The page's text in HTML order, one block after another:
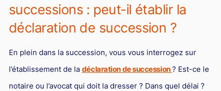
successions : peut-il établir la
déclaration de succession ?
En plein dans la succession, vous vous interrogez sur
l’établissement de la déclaration de succession? Est-ce le
notaire ou l’avocat qui doit la dresser ? Dans quel délai ?